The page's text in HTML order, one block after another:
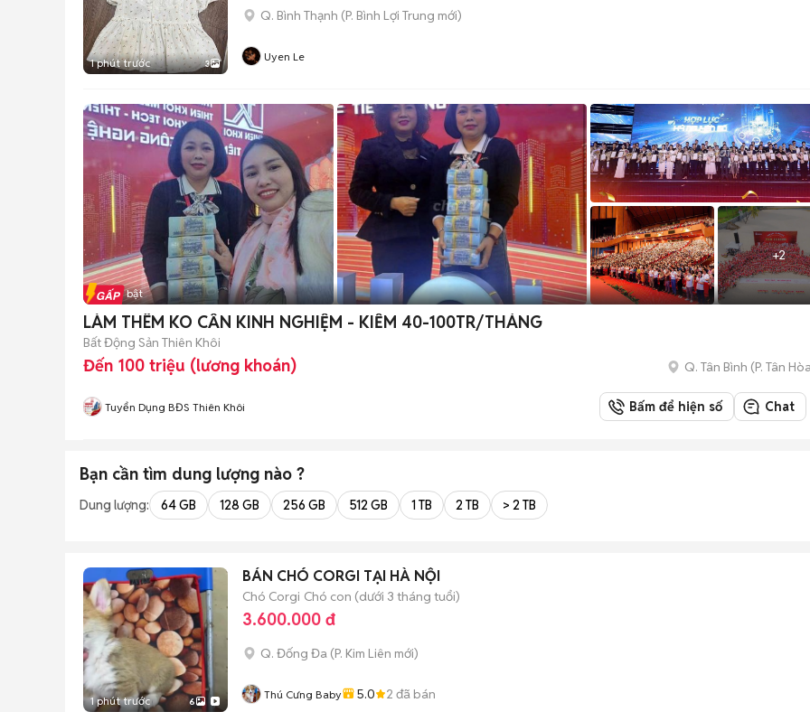
1 phút trước 3
Q. Bình Thạnh (P. Bình Lợi Trung mới)
Uyen Le
+2
Tin nổi bật
LÀM THÊM KO CẦN KINH NGHIỆM - KIẾM 40-100TR/THÁNG
Bất Động Sản Thiên Khôi
Đến 100 triệu (lương khoán) Q. Tân Bình (P. Tân
Tuyển Dụng BĐS Thiên Khôi Bấm để hiện số Chat
Bạn cần tìm dung lượng nào ?
Dung lượng: 64 GB 128 GB 256 GB 512 GB 1 TB 2 TB > 2 TB
1 phút trước 6
BÁN CHÓ CORGI TẠI HÀ NỘI
Chó Corgi Chó con (dưới 3 tháng tuổi)
3.600.000 đ
Q. Đống Đa (P. Kim Liên mới)
Thú Cưng Baby 5.0 2 đã bán